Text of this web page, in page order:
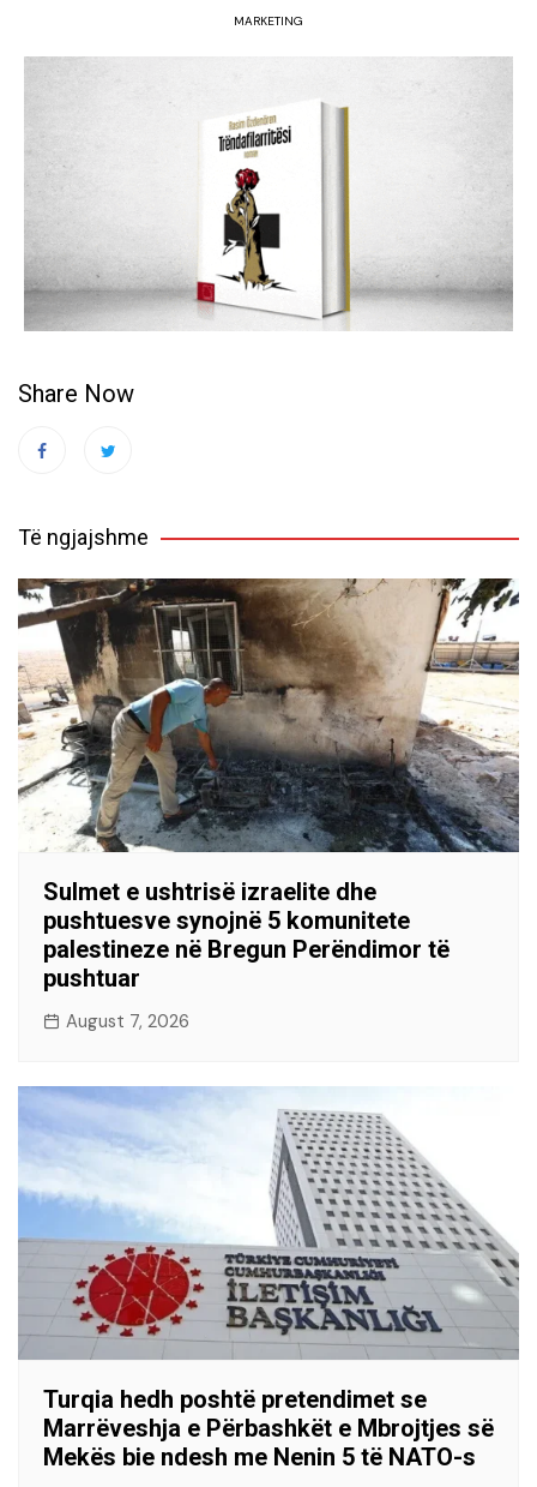
MARKETING
Share Now
Të ngjajshme
Sulmet e ushtrisë izraelite dhe
pushtuesve synojnë 5 komunitete
palestineze në Bregun Perëndimor të
pushtuar
August 7, 2026
Turqia hedh poshtë pretendimet se
Marrëveshja e Përbashkët e Mbrojtjes së
Mekës bie ndesh me Nenin 5 të NATO-s